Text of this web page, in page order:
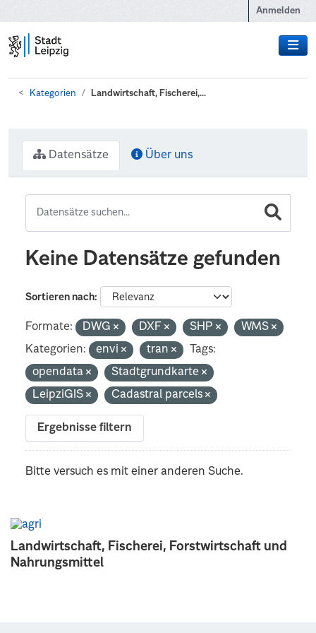
Anmelden
Kategorien Landwirtschaft, Fischerei,...
Landwirtschaft, Fischerei, Forstwirtschaft und
Nahrungsmittel
Datensätze Über uns
Keine Datensätze gefunden
Sortieren nach
Formate: DWG DXF SHP
WMS
Kategorien:
envi tran
Tags:
opendata
Stadtgrundkarte
LeipziGIS
Cadastral parcels
Ergebnisse filtern
Bitte versuch es mit einer anderen Suche.